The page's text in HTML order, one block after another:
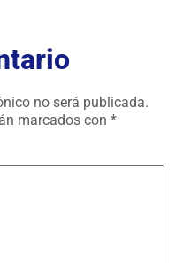
no será publicada.
marcados con *